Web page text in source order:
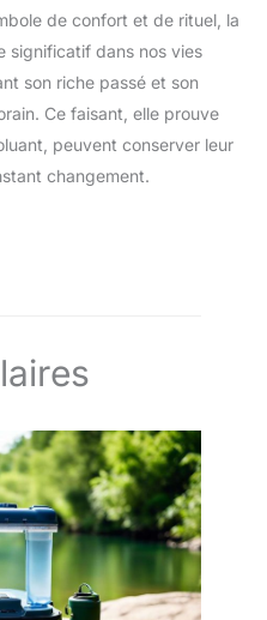
de confort et de rituel, la
significatif dans nos vies
son riche passé et son
Ce faisant, elle prouve
peuvent conserver leur
changement.